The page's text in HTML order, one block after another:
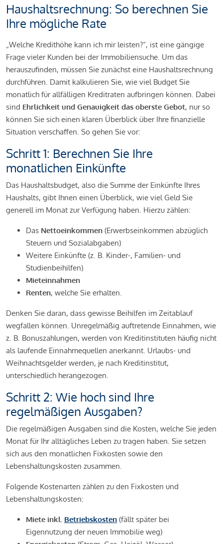
Haushaltsrechnung: So berechnen Sie
Ihre mögliche Rate
„Welche Kredithöhe kann ich mir leisten?“, ist eine gängige
Frage vieler Kunden bei der Immobiliensuche. Um das
herauszufinden, müssen Sie zunächst eine Haushaltsrechnung
durchführen. Damit kalkulieren Sie, wie viel Budget Sie
monatlich für allfälligen Kreditraten aufbringen können. Dabei
sind Ehrlichkeit und Genauigkeit das oberste Gebot, nur so
können Sie sich einen klaren Überblick über Ihre finanzielle
Situation verschaffen. So gehen Sie vor:
Schritt 1: Berechnen Sie Ihre
monatlichen Einkünfte
Das Haushaltsbudget, also die Summe der Einkünfte Ihres
Haushalts, gibt Ihnen einen Überblick, wie viel Geld Sie
generell im Monat zur Verfügung haben. Hierzu zählen:
Das Nettoeinkommen (Erwerbseinkommen abzüglich
Steuern und Sozialabgaben)
Weitere Einkünfte (z. B. Kinder-, Familien- und
Studienbeihilfen)
Mieteinnahmen
Renten, welche Sie erhalten.
Denken Sie daran, dass gewisse Beihilfen im Zeitablauf
wegfallen können. Unregelmäßig auftretende Einnahmen, wie
z. B. Bonuszahlungen, werden von Kreditinstituten häufig nicht
als laufende Einnahmequellen anerkannt. Urlaubs- und
Weihnachtsgelder werden, je nach Kreditinstitut,
unterschiedlich herangezogen.
Schritt 2: Wie hoch sind Ihre
regelmäßigen Ausgaben?
Die regelmäßigen Ausgaben sind die Kosten, welche Sie jeden
Monat für Ihr alltägliches Leben zu tragen haben. Sie setzen
sich aus den monatlichen Fixkosten sowie den
Lebenshaltungskosten zusammen.
Folgende Kostenarten zählen zu den Fixkosten und
Lebenshaltungskosten:
Miete inkl. Betriebskosten (fällt später bei
Eigennutzung der neuen Immobilie weg)